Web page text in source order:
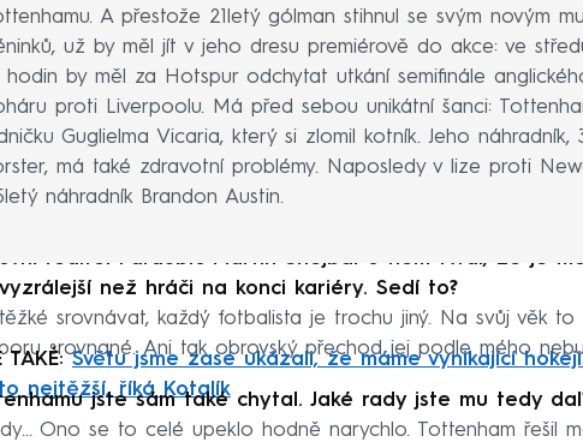
A přestože 21letý gólman stihnul se svým novým
už by měl jít v jeho dresu premiérově do akce: ve
hodin by měl za Hotspur odchytat utkání semifinále
proti Liverpoolu. Má před sebou unikátní šanci:
Guglielma Vicaria, který si zlomil kotník. Jeho náhradník,
má také zdravotní problémy. Naposledy v lize proti
náhradník Brandon Austin.
ředitel Pardubic Martin Shejbal o něm tvrdí, že je
než hráči na konci kariéry. Sedí to?
srovnávat, každý fotbalista je trochu jiný. Na svůj věk to
srovnané. Ani tak obrovský přechod jej podle mého
TAKÉ:Světu jsme zase ukázali, že máme vynikající
nejtěžší, říká Kotalík
jste sám také chytal. Jaké rady jste mu tedy
Ono se to celé upeklo hodně narychlo. Tottenham řešil